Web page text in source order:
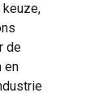
keuze,
de
en